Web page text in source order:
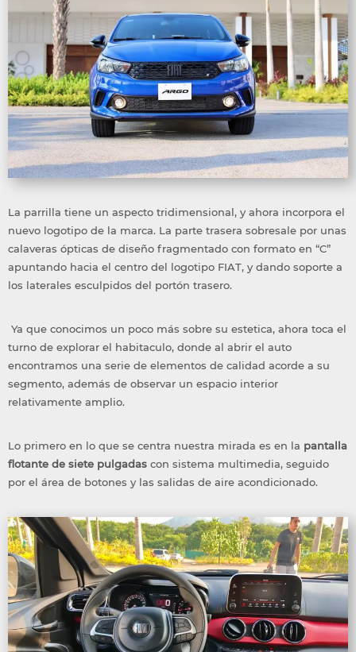
La parrilla tiene un aspecto tridimensional, y ahora incorpora el
nuevo logotipo de la marca. La parte trasera sobresale por unas
calaveras ópticas de diseño fragmentado con formato en “C”
apuntando hacia el centro del logotipo FIAT, y dando soporte a
los laterales esculpidos del portón trasero.
Ya que conocimos un poco más sobre su estetica, ahora toca el
turno de explorar el habitaculo, donde al abrir el auto
encontramos una serie de elementos de calidad acorde a su
segmento, además de observar un espacio interior
relativamente amplio.
Lo primero en lo que se centra nuestra mirada es en la pantalla
flotante de siete pulgadas con sistema multimedia, seguido
por el área de botones y las salidas de aire acondicionado.